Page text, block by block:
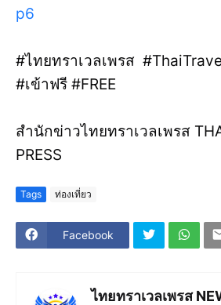
p6
#ไทยทราเวลเพรส
#เข้าฟรี #FREE
สำนักข่าวไทยทราเวลเพรส
PRESS
Tags ท่องเที่ยว
Facebook
ไทยทราเวลเพรส